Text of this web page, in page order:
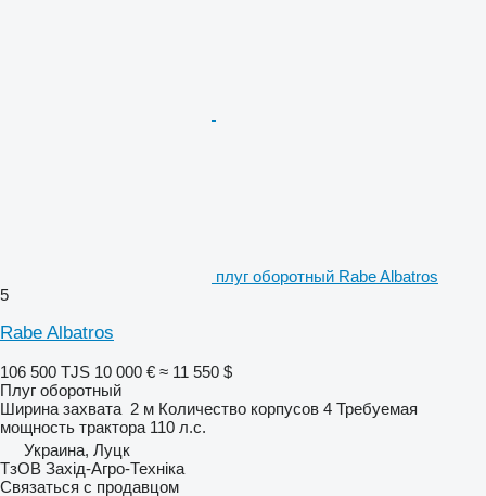
плуг оборотный Rabe Albatros
5
Rabe Albatros
106 500 TJS 10 000 € ≈ 11 550 $
Плуг оборотный
Ширина захвата 2 м Количество корпусов 4 Требуемая
мощность трактора 110 л.с.
Украина, Луцк
ТзОВ Захід-Агро-Техніка
Связаться с продавцом